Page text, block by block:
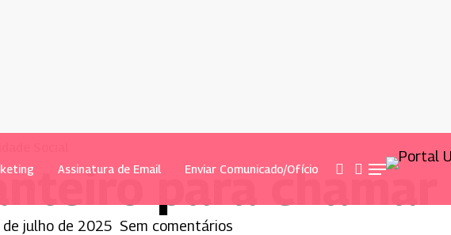
Assinatura de Email Enviar Comunicado/Ofício procurar
conta
Menu
para chamar
julho de 2025 Sem comentários